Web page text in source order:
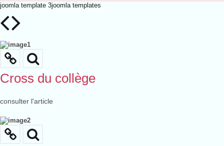
joomla template 3joomla templates
Cross du collège
consulter l'article